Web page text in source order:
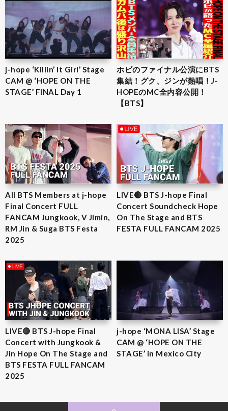
j-hope ‘Killin’ It Girl’ Stage
CAM @ ‘HOPE ON THE
STAGE’ FINAL Day 1
ホビのファイナル公演にBTS
集結！グク、ジンが熱唱！J-
HOPEのMC全内容公開！
【BTS】
All BTS Members at j-hope
Final Concert FULL
FANCAM Jungkook, V Jimin,
RM Jin & Suga BTS Festa
2025
LIVE🔴 BTS J-hope Final
Concert Soundcheck Hope
On The Stage and BTS
FESTA FULL FANCAM 2025
LIVE🔴 BTS J-hope Final
Concert with Jungkook &
Jin Hope On The Stage and
BTS FESTA FULL FANCAM
2025
j-hope ‘MONA LISA’ Stage
CAM @ ‘HOPE ON THE
STAGE’ in Mexico City